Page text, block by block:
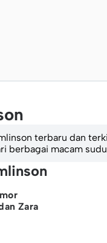
terbaru dan
berbagai macam
Zara